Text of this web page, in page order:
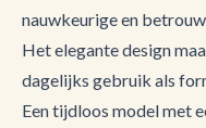
nauwkeurige en
Het elegante design
dagelijks gebruik als
Een tijdloos model met